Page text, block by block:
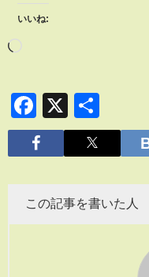
いいね:
Facebook
X
有
この記事を書いた人